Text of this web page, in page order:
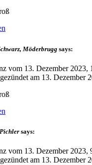
Möderbrugg says:
vom 13. Dezember 2023,
am 13. Dezember
says:
vom 13. Dezember 2023,
am 13. Dezember